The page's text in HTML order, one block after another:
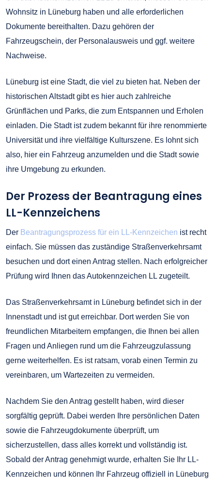
Wohnsitz in Lüneburg haben und alle erforderlichen
Dokumente bereithalten. Dazu gehören der
Fahrzeugschein, der Personalausweis und ggf. weitere
Nachweise.
Lüneburg ist eine Stadt, die viel zu bieten hat. Neben der
historischen Altstadt gibt es hier auch zahlreiche
Grünflächen und Parks, die zum Entspannen und Erholen
einladen. Die Stadt ist zudem bekannt für ihre renommierte
Universität und ihre vielfältige Kulturszene. Es lohnt sich
also, hier ein Fahrzeug anzumelden und die Stadt sowie
ihre Umgebung zu erkunden.
Der Prozess der Beantragung eines
LL-Kennzeichens
Der Beantragungsprozess für ein LL-Kennzeichen ist recht
einfach. Sie müssen das zuständige Straßenverkehrsamt
besuchen und dort einen Antrag stellen. Nach erfolgreicher
Prüfung wird Ihnen das Autokennzeichen LL zugeteilt.
Das Straßenverkehrsamt in Lüneburg befindet sich in der
Innenstadt und ist gut erreichbar. Dort werden Sie von
freundlichen Mitarbeitern empfangen, die Ihnen bei allen
Fragen und Anliegen rund um die Fahrzeugzulassung
gerne weiterhelfen. Es ist ratsam, vorab einen Termin zu
vereinbaren, um Wartezeiten zu vermeiden.
Nachdem Sie den Antrag gestellt haben, wird dieser
sorgfältig geprüft. Dabei werden Ihre persönlichen Daten
sowie die Fahrzeugdokumente überprüft, um
sicherzustellen, dass alles korrekt und vollständig ist.
Sobald der Antrag genehmigt wurde, erhalten Sie Ihr LL-
Kennzeichen und können Ihr Fahrzeug offiziell in Lüneburg